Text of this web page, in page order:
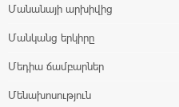
Մանանայի արխիվից
Մանկանց երկիրը
Մեդիա ճամբարներ
Մենախոսություն